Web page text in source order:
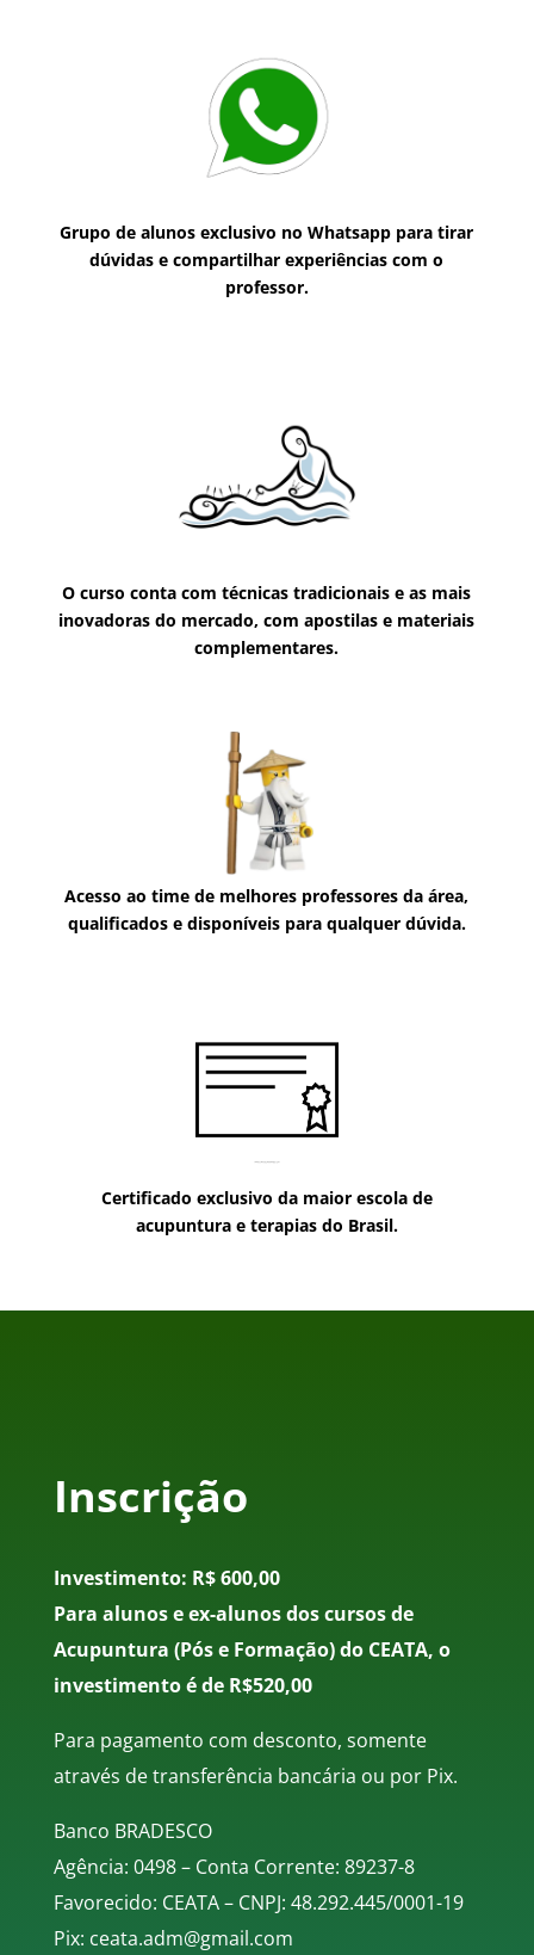
Grupo de alunos exclusivo no Whatsapp para tirar
dúvidas e compartilhar experiências com o
professor.
O curso conta com técnicas tradicionais e as mais
inovadoras do mercado, com apostilas e materiais
complementares.
Acesso ao time de melhores professores da área,
qualificados e disponíveis para qualquer dúvida.
Certificado exclusivo da maior escola de
acupuntura e terapias do Brasil.
Inscrição
Investimento: R$ 600,00
Para alunos e ex-alunos dos cursos de
Acupuntura (Pós e Formação) do CEATA, o
investimento é de R$520,00
Para pagamento com desconto, somente
através de transferência bancária ou por Pix.
Banco BRADESCO
Agência: 0498 – Conta Corrente: 89237-8
Favorecido: CEATA – CNPJ: 48.292.445/0001-19
Pix: ceata.adm@gmail.com